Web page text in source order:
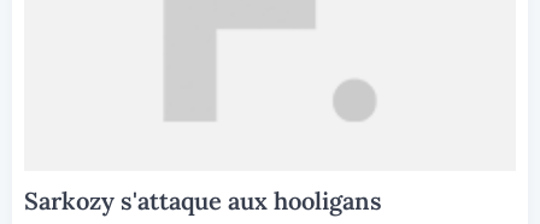
Sarkozy s'attaque aux hooligans